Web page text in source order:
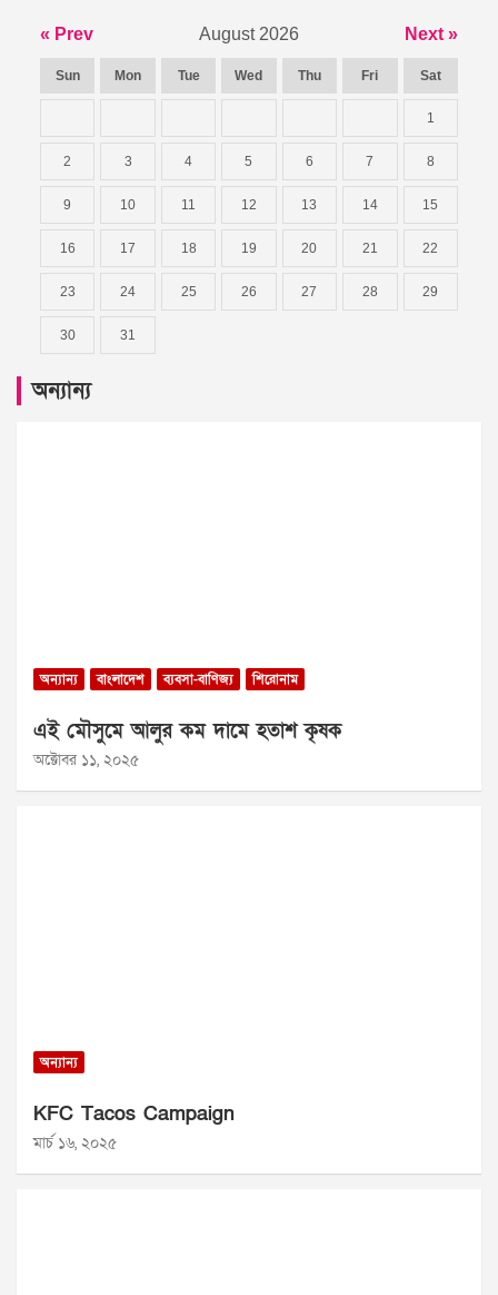
« Prev August 2026 Next »
Sun Mon Tue Wed Thu Fri Sat
1
2 3 4 5 6 7 8
9 10 11 12 13 14 15
16 17 18 19 20 21 22
23 24 25 26 27 28 29
30 31
অন্যান্য
অন্যান্য বাংলাদেশ ব্যবসা-বাণিজ্য শিরোনাম
এই মৌসুমে আলুর কম দামে হতাশ কৃষক
অক্টোবর ১১, ২০২৫
অন্যান্য
KFC Tacos Campaign
মার্চ ১৬, ২০২৫